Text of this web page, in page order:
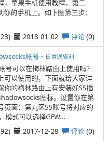
，苹果手机使用教程，第二
的手机上。如下图第三步：
2018-01-02 评论 (0)
账号 - 日常送安利
号可以在梅林路由上使用吗？
可以使用的，下面就给大家详
你的梅林路由上有安装好SS插
图标。设置你在第
页面：第九区SS账号将对应的
模式可以选择GFW...
2017-12-28 评论 (0)